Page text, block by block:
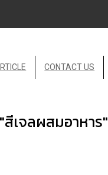
CONTACT US
สีเจลผสมอาหาร"